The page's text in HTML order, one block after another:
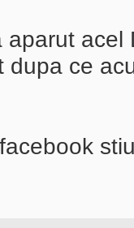
aparut
dupa ce